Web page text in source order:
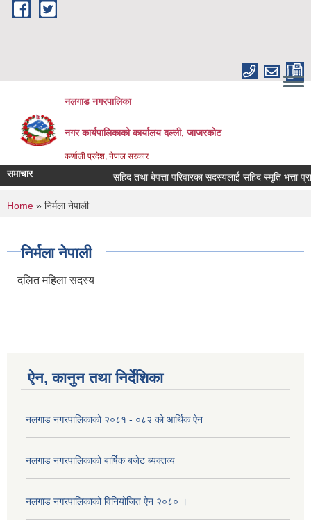
Skip to main content
नलगाड नगरपालिका
नगर कार्यपालिकाको कार्यालय दल्ली, जाजरकाेट
कर्णाली प्रदेश, नेपाल सरकार
समाचार सहिद तथा बेपत्ता परिवारका सदस्यलाई सहिद स्मृति भत्ता
You are here
Home » निर्मला नेपाली
निर्मला नेपाली
दलित महिला सदस्य
ऐन, कानुन तथा निर्देशिका
नलगाड नगरपालिकाको २०८१ - ०८२ को आर्थिक ऐन
नलगाड नगरपालिकाको बार्षिक बजेट ब्यक्तव्य
नलगाड नगरपालिकाको विनियोजित ऐन २०८० ।